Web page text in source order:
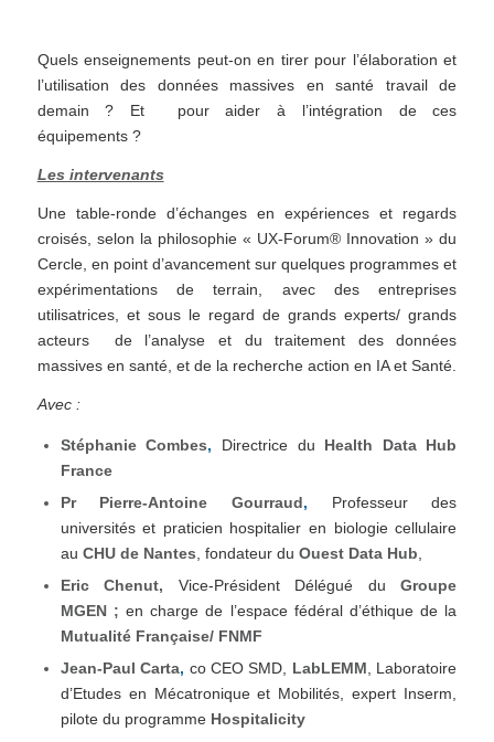
Quels enseignements peut-on en tirer pour l’élaboration et
l’utilisation des données massives en santé travail de
demain ? Et pour aider à l’intégration de ces
équipements ?
Les intervenants
Une table-ronde d’échanges en expériences et regards
croisés, selon la philosophie « UX-Forum® Innovation » du
Cercle, en point d’avancement sur quelques programmes et
expérimentations de terrain, avec des entreprises
utilisatrices, et sous le regard de grands experts/ grands
acteurs de l’analyse et du traitement des données
massives en santé, et de la recherche action en IA et Santé.
Avec :
Stéphanie Combes, Directrice du Health Data Hub
France
Pr
Pierre-Antoine Gourraud, Professeur des
universités et praticien hospitalier en biologie cellulaire
au CHU de Nantes, fondateur du Ouest Data Hub,
Eric Chenut, Vice-Président Délégué du Groupe
MGEN ; en charge de l’espace fédéral d’éthique de la
Mutualité Française/ FNMF
Jean-Paul Carta, co CEO SMD, LabLEMM, Laboratoire
d’Etudes en Mécatronique et Mobilités, expert Inserm,
pilote du programme Hospitalicity